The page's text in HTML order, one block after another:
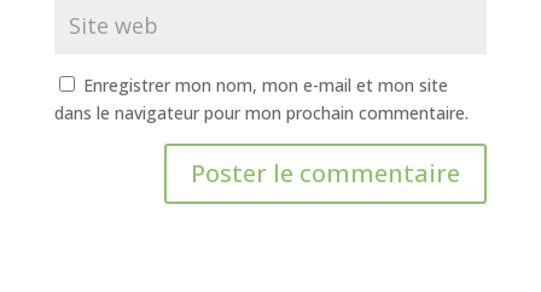
Enregistrer mon nom, mon e-mail et mon site
dans le navigateur pour mon prochain commentaire.